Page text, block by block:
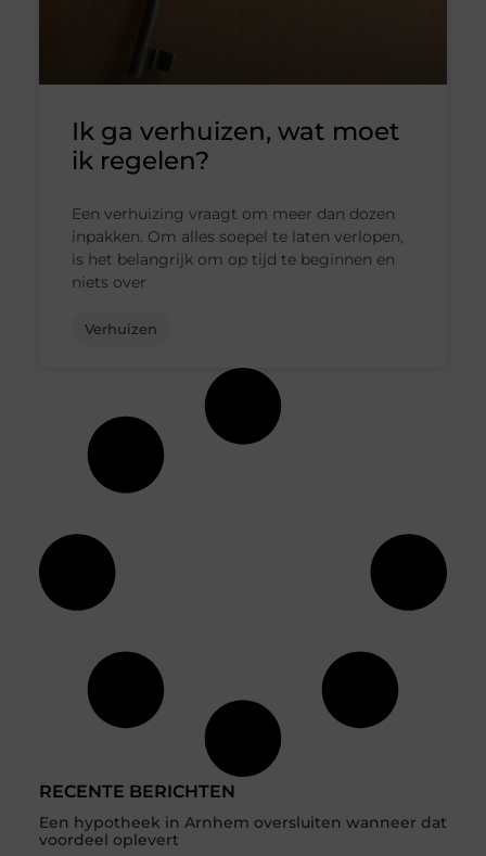
RECENTE BERICHTEN
Een hypotheek in Arnhem oversluiten wanneer dat
voordeel oplevert
Ik ga verhuizen, wat moet
ik regelen?
Een verhuizing vraagt om meer dan dozen
inpakken. Om alles soepel te laten verlopen,
is het belangrijk om op tijd te beginnen en
niets over
Verhuizen